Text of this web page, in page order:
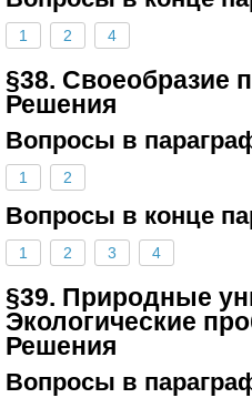
1 2 4
§38. Своеобразие
Решения
Вопросы в
1 2
Вопросы в конце
1 2 3 4
§39. Природные
Экологические
Решения
Вопросы в